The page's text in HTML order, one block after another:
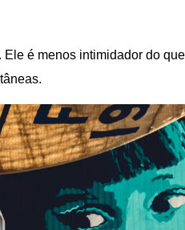
é menos intimidador do